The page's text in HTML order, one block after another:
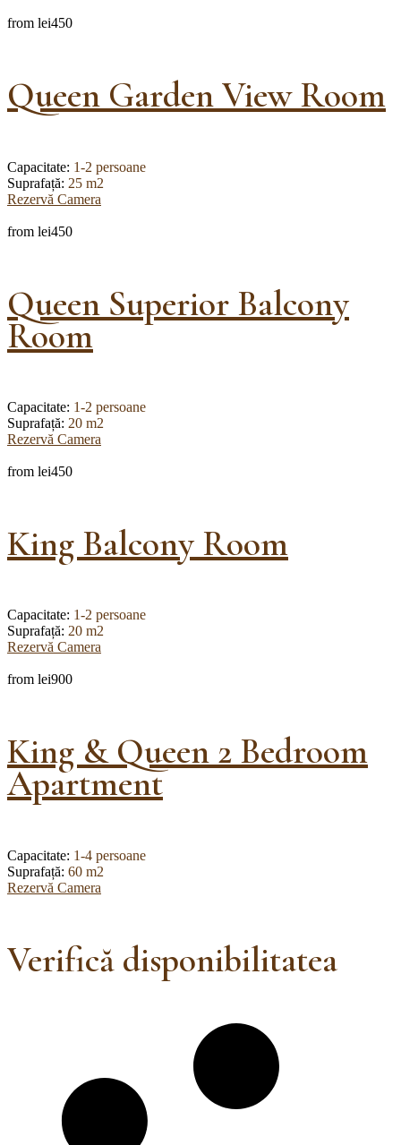
from lei450
Queen Garden View Room
Capacitate: 1-2 persoane
Suprafață: 25 m2
Rezervă Camera
from lei450
Queen Superior Balcony
Room
Capacitate: 1-2 persoane
Suprafață: 20 m2
Rezervă Camera
from lei450
King Balcony Room
Capacitate: 1-2 persoane
Suprafață: 20 m2
Rezervă Camera
from lei900
King & Queen 2 Bedroom
Apartment
Capacitate: 1-4 persoane
Suprafață: 60 m2
Rezervă Camera
Verifică disponibilitatea